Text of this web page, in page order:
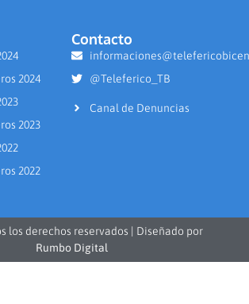
2024
2023
2022
Contacto
@Teleferico_TB
Canal de Denuncias
los derechos reservados | Diseñado por
Rumbo Digital